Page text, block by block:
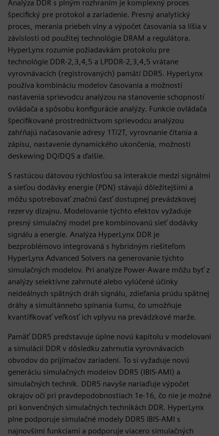
Analýza DDR s plným rozhraním je komplexný proces
špecifický pre protokol a zariadenie. Presný analytický
proces, merania priebeh vlny a výpočet časovania sa líšia v
závislosti od použitej technológie DRAM a regulátora.
HyperLynx rozumie požiadavkám protokolu pre
technológie DDR-2,3,4,5 a LPDDR-2,3,4,5 vrátane
vyrovnávacích (registrovaných) pamätí DDR5. HyperLynx
používa kombináciu modelov časovania a možností
nastavenia sprievodcu analýzou na stanovenie schopností
ovládača a spôsobu konfigurácie analýzy. Funkcie ovládača
špecifikované prostredníctvom sprievodcu analýzou
zahŕňajú načasovanie adresy 1T/2T, vyrovnanie čítania a
zápisu, nastavenie dynamického ukončenia, možnosti
deskewing DQ/DQS a ďalšie.
S rastúcou dátovou rýchlosťou sa interakcie medzi signálmi
a sieťou dodávky energie (PDN) stávajú dôležitejšími a
môžu spotrebovať značnú časť dostupnej prevádzkovej
rezervy dizajnu. Modelovanie týchto efektov vyžaduje
presný simulačný model pre kombinovanú sieť dodávky
signálu a energie. Analýza HyperLynx DDR je
bezproblémovo integrovaná s hybridným riešiteľom
HyperLynx Advanced Solvers na generovanie týchto
simulačných modelov. Pri analýze Power-Aware môžu byť z
analýzy selektívne zahrnuté alebo vylúčené účinky
neideálnych spätných dráh signálu, zdieľania prúdu spätnej
dráhy a simultánneho spínania šumu, čo umožňuje
kvantifikovať veľkosť ich vplyvu na prevádzkové marže.
Pamäť DDR5 predstavuje úplne novú kapitolu v modelovaní
a simulácii DDR v dôsledku zahrnutia vyrovnávacích
obvodov do prijímačov zariadení. To si vyžaduje novú
generáciu simulačných modelov DDR5 (IBIS-AMI) a
simulačných techník. DDR5 navyše nariaďuje výpočet
okrajov očí pri pravdepodobnostiach 1e-16, čo nie je možné
pri konvenčných simulačných technikách DDR. HyperLynx
plne podporuje simulačné modely DDR5 IBIS-AMI s
najnovšími funkciami a podporuje viacero simulačných